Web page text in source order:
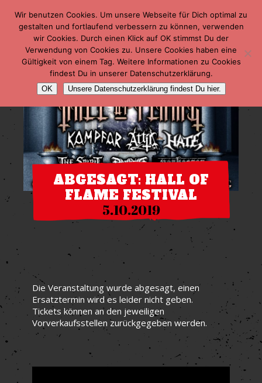
ABGESAGT: HALL OF
FLAME FESTIVAL
5.10.2019
Die Veranstaltung wurde abgesagt, einen
Ersatztermin wird es leider nicht geben.
Tickets können an den jeweiligen
Vorverkaufsstellen zurückgegeben werden.
Wir benutzen Cookies. Um unsere Webseite für Dich optimal zu
gestalten und fortlaufend verbessern zu können, verwenden
wir Cookies. Durch einen Klick auf OK stimmst Du der
Verwendung von Cookies zu. Unsere Cookies haben eine
Gültigkeit von einem Tag. Weitere Informationen zu Cookies
findest Du in unserer Datenschutzerklärung.
OK Unsere Datenschutzerklärung findest Du hier.